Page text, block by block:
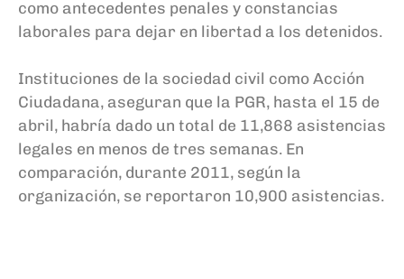
como antecedentes penales y constancias
laborales para dejar en libertad a los detenidos.
Instituciones de la sociedad civil como Acción
Ciudadana, aseguran que la PGR, hasta el 15 de
abril, habría dado un total de 11,868 asistencias
legales en menos de tres semanas. En
comparación, durante 2011, según la
organización, se reportaron 10,900 asistencias.